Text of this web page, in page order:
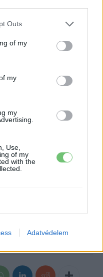
Outs
of my
my
my
Use,
of my
with the
Adatvédelem
Koralewsky
ötezerrel nőtt az
járművek iránt, és
a magyar vásárló nem
tudatosabban
választásban a használt
hanem valódi
is, további